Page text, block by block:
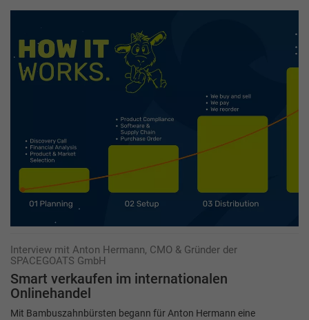
Interview mit Anton Hermann, CMO & Gründer der
SPACEGOATS GmbH
Smart verkaufen im internationalen
Onlinehandel
Mit Bambuszahnbürsten begann für Anton Hermann eine